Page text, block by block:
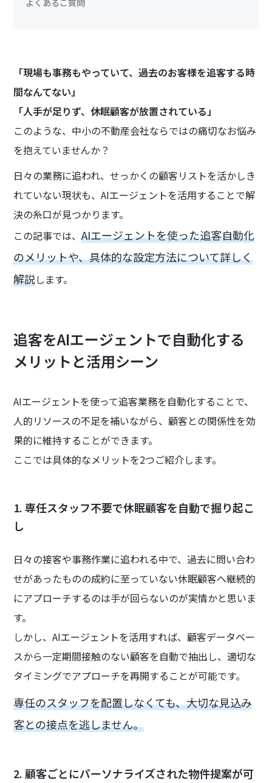
よくあるご質問
「現場も事務もやっていて、過去のお客様を追客する時
間なんてない」
「人手が足りず、休眠顧客が放置されている」
このような、中小の不動産会社ならではの痛切なお悩み
を抱えていませんか？
日々の業務に追われ、せっかくの顧客リストを活かしき
れていない現状も、AIエージェントを活用することで解
決の糸口が見つかります。
この記事では、AIエージェントを使った追客自動化
のメリットや、具体的な設定方法について詳しく
解説します。
追客をAIエージェントで自動化する
メリットと活用シーン
AIエージェントを使って追客業務を自動化することで、
人的リソースの不足を補いながら、顧客との関係性を効
果的に維持することができます。
ここでは具体的なメリットを2つご紹介します。
1. 専任スタッフ不要で休眠顧客を自動で掘り起こ
し
日々の接客や事務作業に追われる中で、過去に問い合わ
せがあったものの成約に至っていない休眠顧客へ継続的
にアプローチするのは手が回らないのが実情かと思いま
す。
しかし、AIエージェントを活用すれば、顧客データベー
スから一定期間接触のない顧客を自動で抽出し、適切な
タイミングでアプローチを再開することが可能です。
専任のスタッフを配置しなくても、大切な見込み
客との接点を逃しません。
2. 顧客ごとにパーソナライズされた物件提案が可